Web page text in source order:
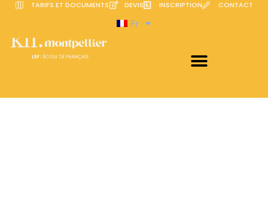
TARIFS ET DOCUMENTS DEVIS INSCRIPTION CONTACT
Fr